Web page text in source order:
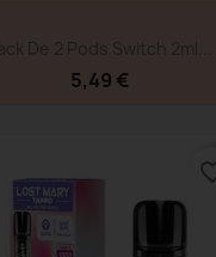
De 2 Pods Switch 2ml...
5,49 €